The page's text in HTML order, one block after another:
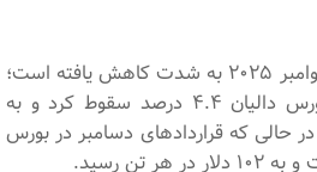
قیمت سنگ آهن از ابتدای نوامبر ۲۰۲۵ به شدت کاهش یافته است؛
قراردادهای آتی ژانویه در بورس دالیان ۴.۴ درصد سقوط کرد و به
در حالی که قراردادهای دسامبر در بورس